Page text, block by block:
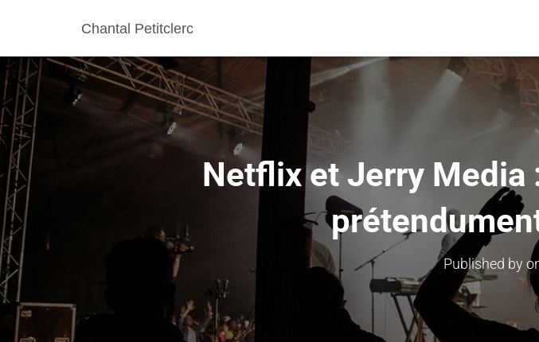
Chantal Petitclerc
Netflix et Jerry
Published by